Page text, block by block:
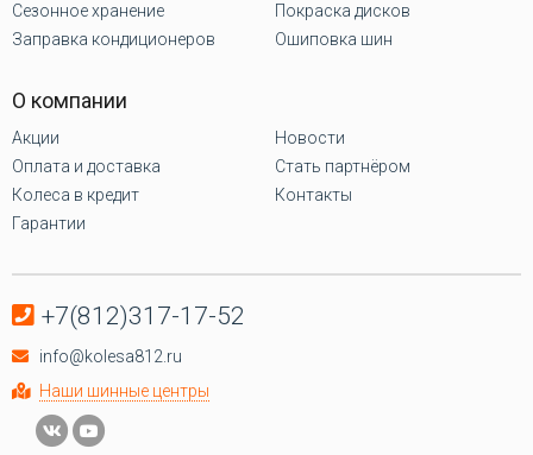
Сезонное хранение
Заправка кондиционеров
Покраска дисков
Ошиповка шин
О компании
Акции
Оплата и доставка
Колеса в кредит
Гарантии
Новости
Стать партнёром
Контакты
+7(812)317-17-52
info@kolesa812.ru
Наши шинные центры